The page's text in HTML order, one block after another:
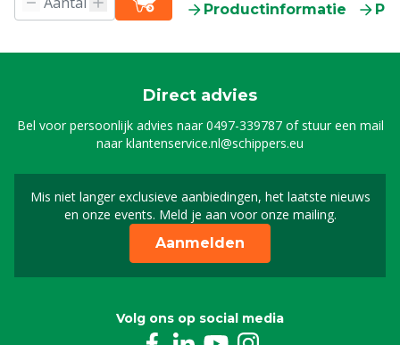
Productinformatie
Direct advies
Bel voor persoonlijk advies naar0497-339787of stuur een mail
naarklantenservice.nl@schippers.eu
Mis niet langer exclusieve aanbiedingen, het laatste nieuws
en onze events. Meld je aan voor onze mailing.
Schrijf je in voor onze
Aanmelden
Volg ons op social media